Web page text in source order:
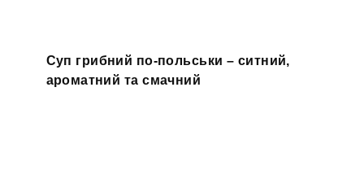
Суп грибний по-польськи – ситний,
ароматний та смачний